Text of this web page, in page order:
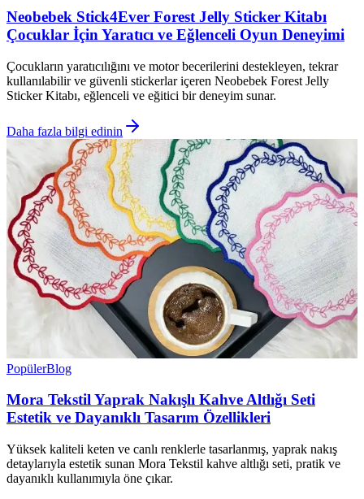
Neobebek Stick4Ever Forest Jelly Sticker Kitabı
Çocuklar İçin Yaratıcı ve Eğlenceli Oyun Deneyimi
Çocukların yaratıcılığını ve motor becerilerini destekleyen, tekrar
kullanılabilir ve güvenli stickerlar içeren Neobebek Forest Jelly
Sticker Kitabı, eğlenceli ve eğitici bir deneyim sunar.
Daha fazla bilgi edinin
PopülerBlog
Mora Tekstil Yaprak Nakışlı Kahve Altlığı Seti
Estetik ve Dayanıklı Tasarım Özellikleri
Yüksek kaliteli keten ve canlı renklerle tasarlanmış, yaprak nakış
detaylarıyla estetik sunan Mora Tekstil kahve altlığı seti, pratik ve
dayanıklı kullanımıyla öne çıkar.